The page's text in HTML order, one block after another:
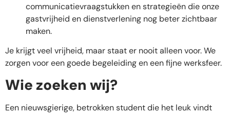
communicatievraagstukken en strategieën die onze
gastvrijheid en dienstverlening nog beter zichtbaar
maken.
Je krijgt veel vrijheid, maar staat er nooit alleen voor. We
zorgen voor een goede begeleiding en een fijne werksfeer.
Wie zoeken wij?
Een nieuwsgierige, betrokken student die het leuk vindt